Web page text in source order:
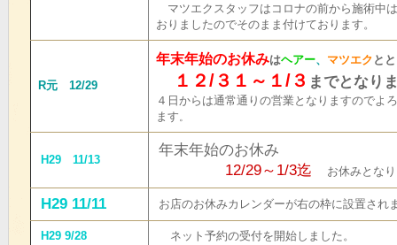
マツエクスタッフはコロナの前から施術中
おりましたのでそのまま付けております。
R元 12/29
年末年始のお休みはヘアー、 マツエク と
１２/３１～１/３ ま でとなり
４日からは通常通りの営業となりますのでよ
ます
H29 11/13
年末年始のお休み
12/29～1/3迄
お休みとな
H29 11/11 お店のお休みカレンダーが右の枠に設置され
H29 9/28 ネット予約の受付を開始しました。